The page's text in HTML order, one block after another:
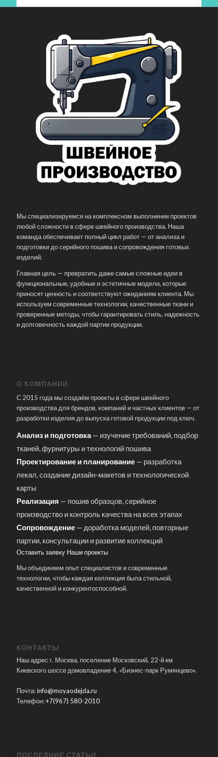
Мы специализируемся на комплексном выполнении проектов
любой сложности в сфере швейного производства. Наша
команда обеспечивает полный цикл работ — от анализа и
подготовки до серийного пошива и сопровождения готовых
изделий.
Главная цель — превратить даже самые сложные идеи в
функциональные, удобные и эстетичные модели, которые
приносят ценность и соответствуют ожиданиям клиента. Мы
используем современные технологии, качественные ткани и
проверенные методы, чтобы гарантировать стиль, надежность
и долговечность каждой партии продукции.
О КОМПАНИИ
С 2015 года мы создаём проекты в сфере швейного
производства для брендов, компаний и частных клиентов — от
разработки изделия до выпуска готовой продукции под ключ.
Анализ и подготовка— изучение требований, подбор
тканей, фурнитуры и технологий пошива
Проектирование и планирование— разработка
лекал, создание дизайн-макетов и технологической
карты
Реализация — пошив образцов, серийное
производство и контроль качества на всех этапах
Сопровождение— доработка моделей, повторные
партии, консультации и развитие коллекций
Оставить заявку Наши проекты
Мы объединяем опыт специалистов и современные
технологии, чтобы каждая коллекция была стильной,
качественной и конкурентоспособной.
КОНТАКТЫ
Наш адрес г. Москва, поселение Московский, 22-й км
Киевского шоссе домовладение 4, «Бизнес-парк Румянцево».
Почта:info@moyaodejda.ru
Телефон:+7(967) 580-2010
ПОСЛЕДНИЕ СТАТЬИ